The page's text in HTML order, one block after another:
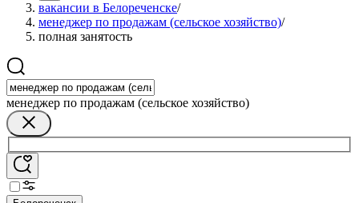
вакансии в Белореченске/
менеджер по продажам (сельское хозяйство)/
полная занятость
менеджер по продажам (сельское хозяйство)